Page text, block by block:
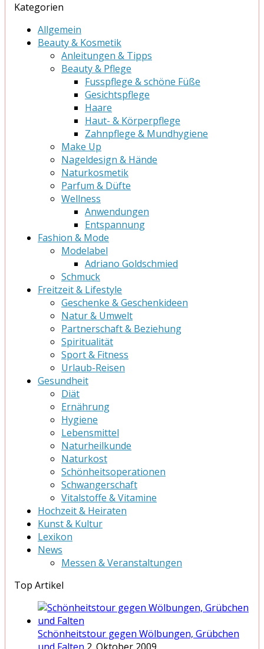
Kategorien
Allgemein
Beauty & Kosmetik
Anleitungen & Tipps
Beauty & Pflege
Fusspflege & schöne Füße
Gesichtspflege
Haare
Haut- & Körperpflege
Zahnpflege & Mundhygiene
Make Up
Nageldesign & Hände
Naturkosmetik
Parfum & Düfte
Wellness
Anwendungen
Entspannung
Fashion & Mode
Modelabel
Adriano Goldschmied
Schmuck
Freitzeit & Lifestyle
Geschenke & Geschenkideen
Natur & Umwelt
Partnerschaft & Beziehung
Spiritualität
Sport & Fitness
Urlaub-Reisen
Gesundheit
Diät
Ernährung
Hygiene
Lebensmittel
Naturheilkunde
Naturkost
Schönheitsoperationen
Schwangerschaft
Vitalstoffe & Vitamine
Hochzeit & Heiraten
Kunst & Kultur
Lexikon
News
Messen & Veranstaltungen
Top Artikel
Schönheitstour gegen Wölbungen, Grübchen